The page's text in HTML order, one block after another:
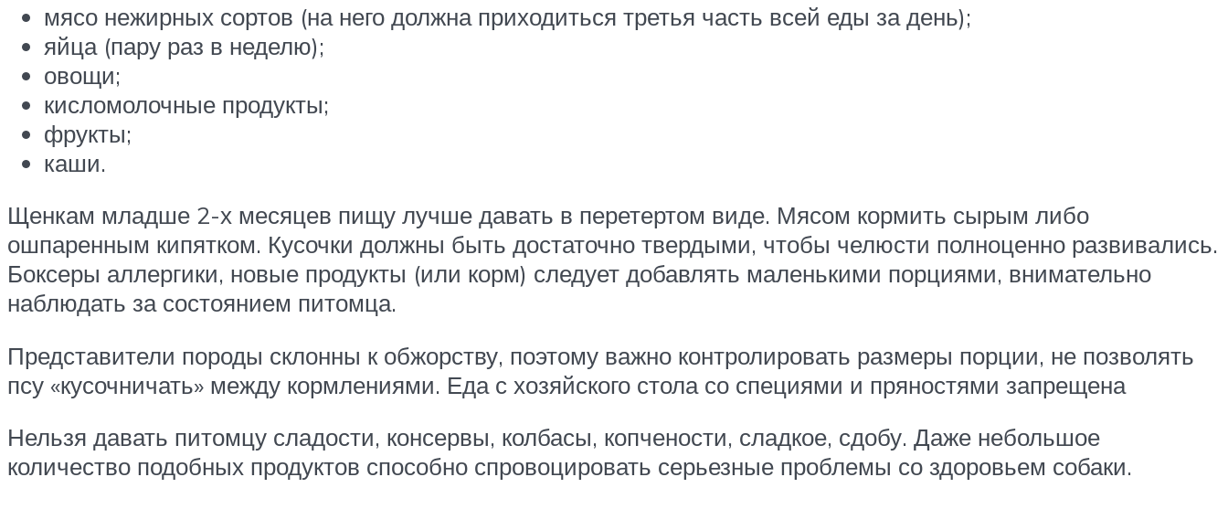
мясо нежирных сортов (на него должна приходиться третья часть всей еды за день);
яйца (пару раз в неделю);
овощи;
кисломолочные продукты;
фрукты;
каши.
Щенкам младше 2-х месяцев пищу лучше давать в перетертом виде. Мясом кормить сырым либо
ошпаренным кипятком. Кусочки должны быть достаточно твердыми, чтобы челюсти полноценно развивались.
Боксеры аллергики, новые продукты (или корм) следует добавлять маленькими порциями, внимательно
наблюдать за состоянием питомца.
Представители породы склонны к обжорству, поэтому важно контролировать размеры порции, не позволять
псу «кусочничать» между кормлениями. Еда с хозяйского стола со специями и пряностями запрещена
Нельзя давать питомцу сладости, консервы, колбасы, копчености, сладкое, сдобу. Даже небольшое
количество подобных продуктов способно спровоцировать серьезные проблемы со здоровьем собаки.